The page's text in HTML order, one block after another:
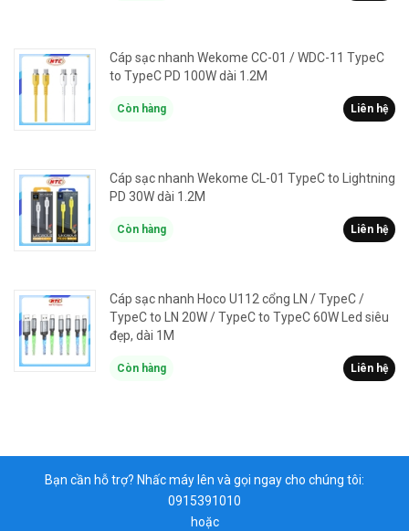
Cáp sạc nhanh Wekome CC-01 / WDC-11 TypeC
to TypeC PD 100W dài 1.2M
Còn hàng Liên hệ
Cáp sạc nhanh Wekome CL-01 TypeC to Lightning
PD 30W dài 1.2M
Còn hàng Liên hệ
Cáp sạc nhanh Hoco U112 cổng LN / TypeC /
TypeC to LN 20W / TypeC to TypeC 60W Led siêu
đẹp, dài 1M
Còn hàng Liên hệ
Bạn cần hỗ trợ? Nhấc máy lên và gọi ngay cho chúng tôi:
0915391010
hoặc